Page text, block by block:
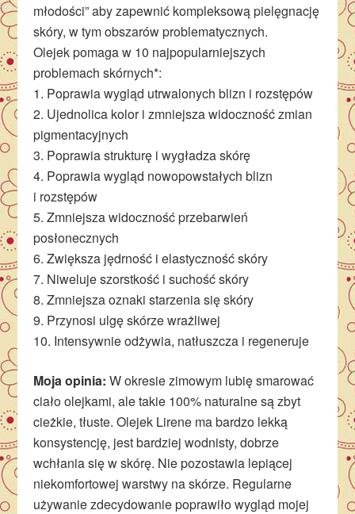
młodości” aby zapewnić kompleksową pielęgnację
skóry, w tym obszarów problematycznych.
Olejek pomaga w 10 najpopularniejszych
problemach skórnych*:
1. Poprawia wygląd utrwalonych blizn i rozstępów
2. Ujednolica kolor i zmniejsza widoczność zmian
pigmentacyjnych
3. Poprawia strukturę i wygładza skórę
4. Poprawia wygląd nowopowstałych blizn
i rozstępów
5. Zmniejsza widoczność przebarwień
posłonecznych
6. Zwiększa jędrność i elastyczność skóry
7. Niweluje szorstkość i suchość skóry
8. Zmniejsza oznaki starzenia się skóry
9. Przynosi ulgę skórze wrażliwej
10. Intensywnie odżywia, natłuszcza i regeneruje
Moja opinia:W okresie zimowym lubię smarować
ciało olejkami, ale takie 100% naturalne są zbyt
cieżkie, tłuste. Olejek Lirene ma bardzo lekką
konsystencję, jest bardziej wodnisty, dobrze
wchłania się w skórę. Nie pozostawia lepiącej
niekomfortowej warstwy na skórze. Regularne
używanie zdecydowanie poprawiło wygląd mojej